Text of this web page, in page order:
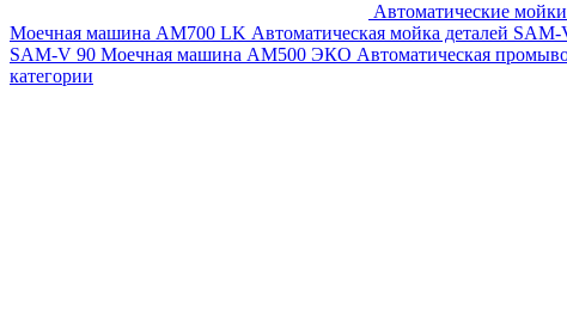
Автоматические мойки
Моечная машина AM700 LK Автоматическая мойка деталей
SAM-V 90 Моечная машина АМ500 ЭКО Автоматическая
категории